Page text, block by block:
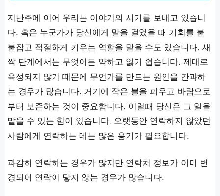
지난주에 이어 우리는 이야기의 시기를 보내고 있습니
다. 혹은 누군가가 당신에게 말을 걸었을 때 기회를 붙
붙잡고 적절하게 키우는 역할을 맡을 수도 있습니다. 새
싹 단계에서는 무엇이든 약하고 잃기 쉽습니다. 제대로
육성되지 않기 때문에 무언가를 만드는 원인을 간과하
는 경우가 많습니다. 거기에 작은 불을 피우고 바람으로
부터 보존하는 것이 중요합니다. 이럴때 당신은 그 일을
맡을 수 있는 힘이 있습니다. 오랫동안 연락하지 않았던
사람에게 연락하는 데는 많은 용기가 필요합니다.
과감히 연락하는 경우가 많지만 연락처 정보가 이미 변
경되어 연락이 닿지 않는 경우가 많습니다.